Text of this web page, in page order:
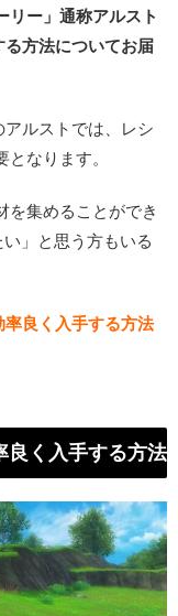
リー」通称アルスト
方法についてお届
ルストでは、レシ
なります。
を集めることができ
」と思う方もいる
良く入手する方法
良く入手する方法